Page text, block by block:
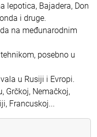
lepotica, Bajadera, Don
i druge.
na međunarodnim
posebno u
u Rusiji i Evropi.
Grčkoj, Nemačkoj,
Francuskoj...